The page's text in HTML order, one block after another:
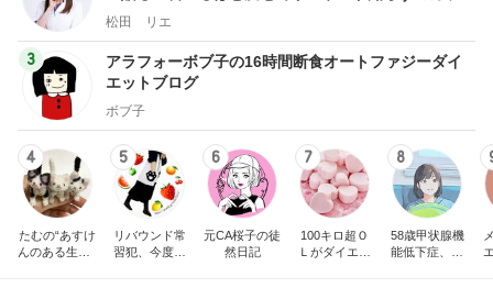
を手に入れる！
松田 リエ
3
アラフォーボブ子の16時間断食オートファジーダイ
エットブログ
ボブ子
4
たむの“あすけ
んのある生活♪
5
リバウンド常
習犯、今度こ
6
元CA桜子の徒
然日記
7
100キロ超Ｏ
Ｌがダイエッ
8
58歳甲状腺機
能低下症、維